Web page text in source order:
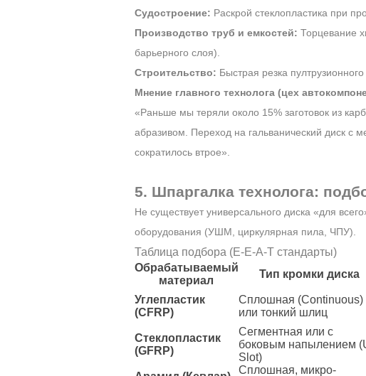
Судостроение: Раскрой стеклопластика при
Производство труб и емкостей: Торцевание
барьерного слоя).
Строительство: Быстрая резка
Мнение главного технолога (цех
«Раньше мы теряли около 15% заготовок из
абразивом. Переход на гальванический диск с
сократилось втрое».
5. Шпаргалка технолога:
Не существует универсального диска «для
оборудования (УШМ, циркулярная пила, ЧПУ).
Таблица подбора (E-E-A-T стандарты)
Обрабатываемый
материал
Тип кромки диска
Углепластик
(CFRP)
Сплошная (Continuous)
или тонкий шлиц
Стеклопластик
(GFRP)
Сегментная или с
боковым напылением
Slot)
Сплошная, микро-